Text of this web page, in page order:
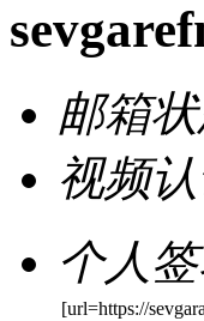
邮箱
视频
个人
[url=https://